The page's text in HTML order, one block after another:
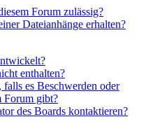
Forum zulässig?
Dateianhänge erhalten?
enthalten?
es Beschwerden oder
Forum gibt?
des Boards kontaktieren?